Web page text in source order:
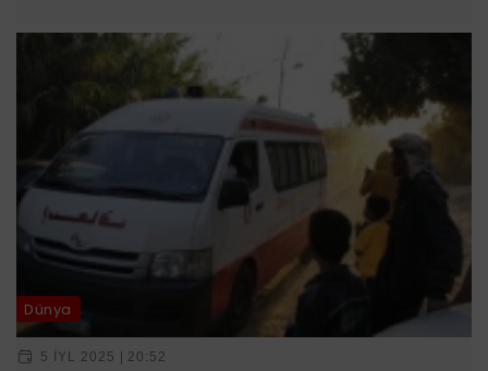
Dünya
5 IYL 2025 | 20:52